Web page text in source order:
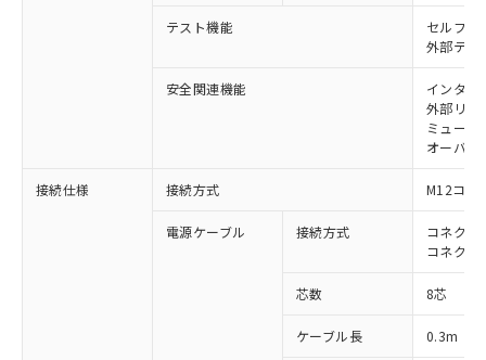
テスト機能
セルフテ
外部テス
安全関連機能
インター
外部リレ
ミューテ
オーバー
接続仕様 接続方式 M12コネ
電源ケーブル 接続方式
コネクタ
コネクタ
芯数 8芯
ケーブル長 0.3m
ご利用ください。
本サービスの対象外となる商品もある
在庫状況および標準価格照会結果は、
記載している更新日時点での社内デー
タに基づき作成されるものであり、閲
定はありません。
非該当品：ライセンス料など無形物で、有
仕入先様の事情により、非含有部品として
鉛(Pb) 1000ppm以下、 水銀(Hg) 1000ppm以下、 カド
「○」：最大均質材料含有率が中国RoHSの
基準値以下であることを示します。
「×」：最大均質材料含有率が中国RoHSの
*中国RoHS10物質の基準値 (GB/T26572)：
（以下｢規制貨物等」という）を輸出
国政府の輸出許可(または役務取引許